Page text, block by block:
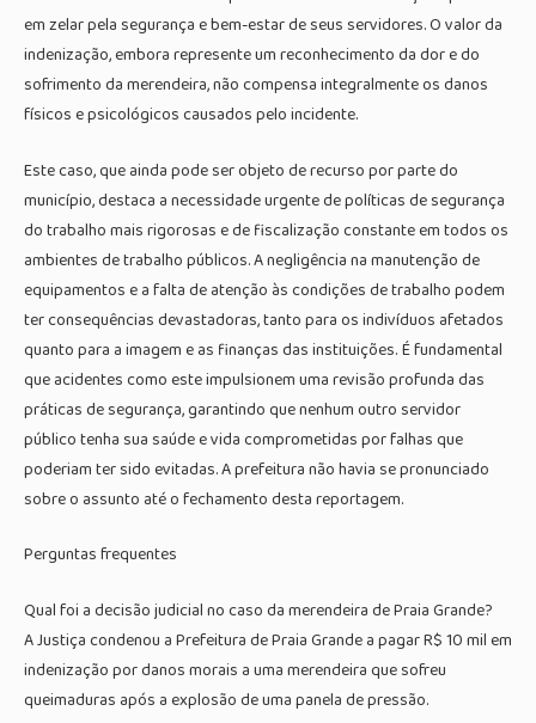
em zelar pela segurança e bem-estar de seus servidores. O valor da
indenização, embora represente um reconhecimento da dor e do
sofrimento da merendeira, não compensa integralmente os danos
físicos e psicológicos causados pelo incidente.
Este caso, que ainda pode ser objeto de recurso por parte do
município, destaca a necessidade urgente de políticas de segurança
do trabalho mais rigorosas e de fiscalização constante em todos os
ambientes de trabalho públicos. A negligência na manutenção de
equipamentos e a falta de atenção às condições de trabalho podem
ter consequências devastadoras, tanto para os indivíduos afetados
quanto para a imagem e as finanças das instituições. É fundamental
que acidentes como este impulsionem uma revisão profunda das
práticas de segurança, garantindo que nenhum outro servidor
público tenha sua saúde e vida comprometidas por falhas que
poderiam ter sido evitadas. A prefeitura não havia se pronunciado
sobre o assunto até o fechamento desta reportagem.
Perguntas frequentes
Qual foi a decisão judicial no caso da merendeira de Praia Grande?
A Justiça condenou a Prefeitura de Praia Grande a pagar R$ 10 mil em
indenização por danos morais a uma merendeira que sofreu
queimaduras após a explosão de uma panela de pressão.